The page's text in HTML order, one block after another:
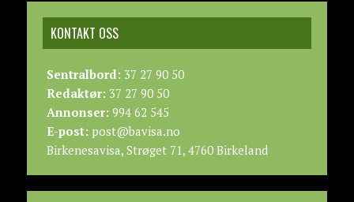
KONTAKT OSS
Sentralbord:37 27 90 50
Redaktør:37 27 90 50
Annonser:994 62 545
E-post:post@bavisa.no
Birkenesavisa, Strøget 71, 4760 Birkeland